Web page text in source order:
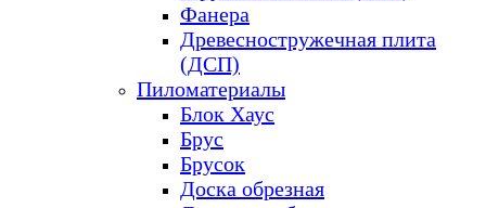
Фанера
Древесностружечная плита
(ДСП)
Пиломатериалы
Блок Хаус
Брус
Брусок
Доска обрезная